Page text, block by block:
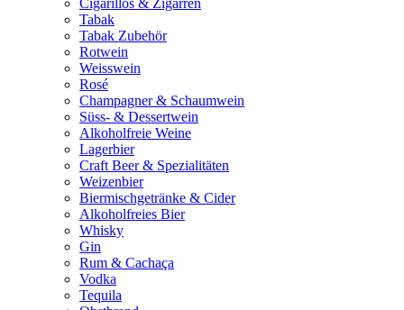
Cigarillos & Zigarren
Tabak
Tabak Zubehör
Rotwein
Weisswein
Rosé
Champagner & Schaumwein
Süss- & Dessertwein
Alkoholfreie Weine
Lagerbier
Craft Beer & Spezialitäten
Weizenbier
Biermischgetränke & Cider
Alkoholfreies Bier
Whisky
Gin
Rum & Cachaça
Vodka
Tequila